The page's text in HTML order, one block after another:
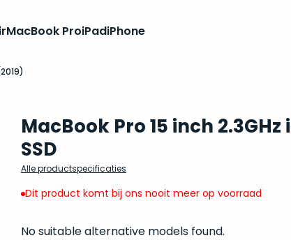
MacBook ProiPadiPhone
MacBook Pro 15 inch 2.3GHz
SSD
Alle productspecificaties
Dit product komt bij ons nooit meer op voorraad
No suitable alternative models found.